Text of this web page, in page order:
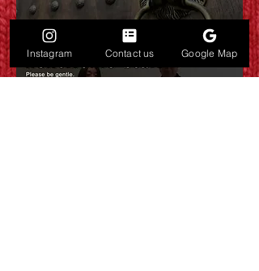
Instagram Contact us Google Map